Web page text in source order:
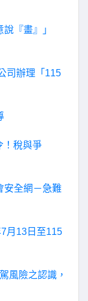
『畫』」
司辦理「115
！稅與爭
安全網－急難
月13日至115
風險之認識，